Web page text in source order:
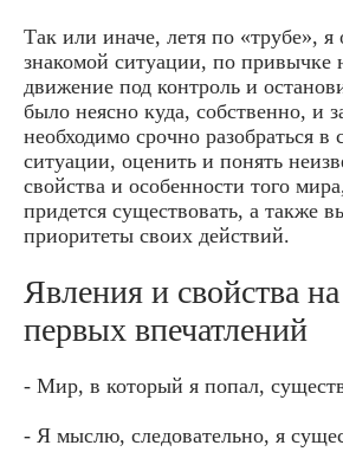
Так или иначе, летя по «трубе», я
знакомой ситуации, по привычке
движение под контроль и
было неясно куда, собственно, и
необходимо срочно разобраться
ситуации, оценить и понять
свойства и особенности того
придется существовать, а также
приоритеты своих действий.
Явления и свойства
первых впечатлений
- Мир, в который я попал,
- Я мыслю, следовательно, я